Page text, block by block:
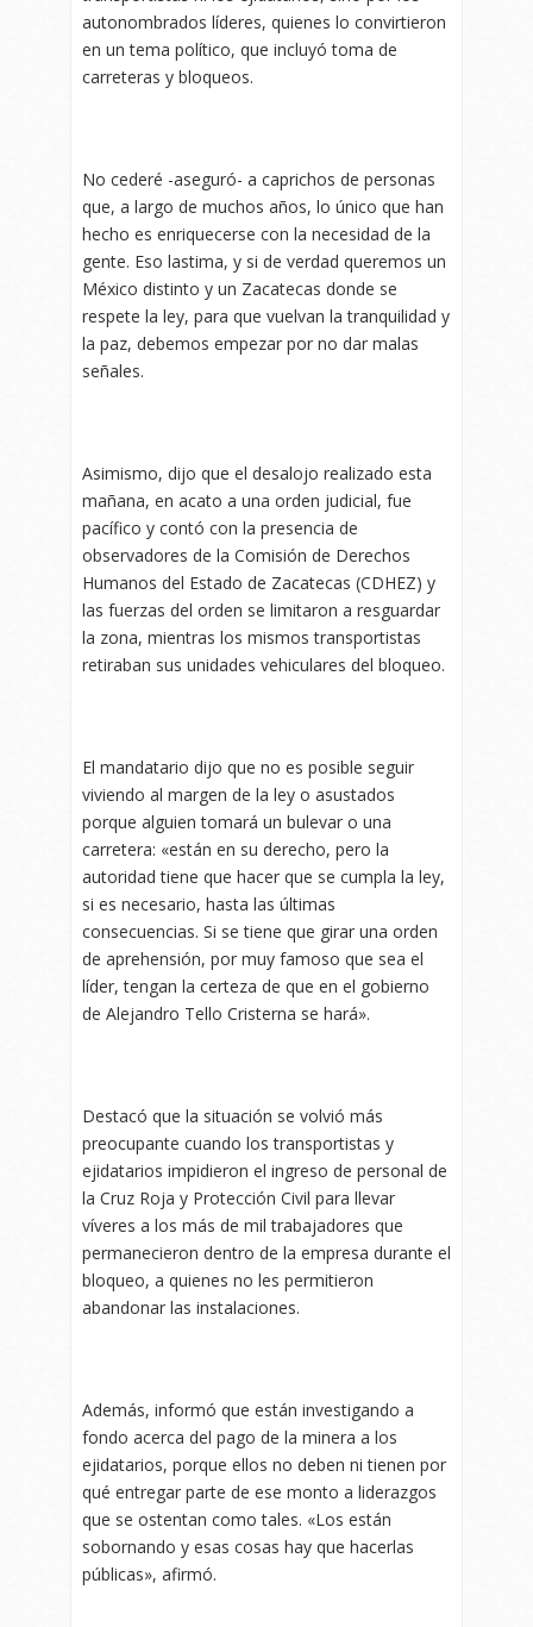
autonombrados líderes, quienes lo convirtieron
en un tema político, que incluyó toma de
carreteras y bloqueos.
No cederé -aseguró- a caprichos de personas
que, a largo de muchos años, lo único que han
hecho es enriquecerse con la necesidad de la
gente. Eso lastima, y si de verdad queremos un
México distinto y un Zacatecas donde se
respete la ley, para que vuelvan la tranquilidad y
la paz, debemos empezar por no dar malas
señales.
Asimismo, dijo que el desalojo realizado esta
mañana, en acato a una orden judicial, fue
pacífico y contó con la presencia de
observadores de la Comisión de Derechos
Humanos del Estado de Zacatecas (CDHEZ) y
las fuerzas del orden se limitaron a resguardar
la zona, mientras los mismos transportistas
retiraban sus unidades vehiculares del bloqueo.
El mandatario dijo que no es posible seguir
viviendo al margen de la ley o asustados
porque alguien tomará un bulevar o una
carretera: «están en su derecho, pero la
autoridad tiene que hacer que se cumpla la ley,
si es necesario, hasta las últimas
consecuencias. Si se tiene que girar una orden
de aprehensión, por muy famoso que sea el
líder, tengan la certeza de que en el gobierno
de Alejandro Tello Cristerna se hará».
Destacó que la situación se volvió más
preocupante cuando los transportistas y
ejidatarios impidieron el ingreso de personal de
la Cruz Roja y Protección Civil para llevar
víveres a los más de mil trabajadores que
permanecieron dentro de la empresa durante el
bloqueo, a quienes no les permitieron
abandonar las instalaciones.
Además, informó que están investigando a
fondo acerca del pago de la minera a los
ejidatarios, porque ellos no deben ni tienen por
qué entregar parte de ese monto a liderazgos
que se ostentan como tales. «Los están
sobornando y esas cosas hay que hacerlas
públicas», afirmó.